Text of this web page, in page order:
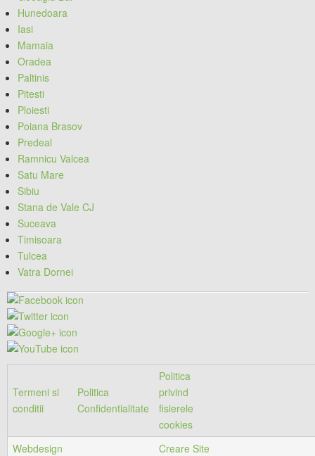
Hunedoara
Iasi
Mamaia
Oradea
Paltinis
Pitesti
Ploiesti
Poiana Brasov
Predeal
Ramnicu Valcea
Satu Mare
Sibiu
Stana de Vale CJ
Suceava
Timisoara
Tulcea
Vatra Dornei
Termeni si
conditii
Politica
Confidentialitate
Politica
privind
fisierele
cookies
Webdesign
Creare Site